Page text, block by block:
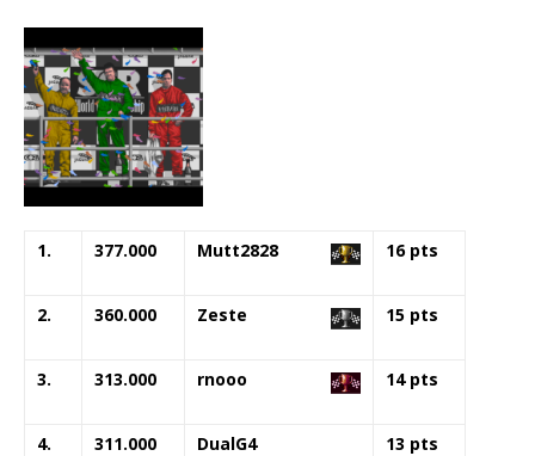
1. 377.000 Mutt2828 16 pts
2. 360.000 Zeste 15 pts
3. 313.000 rnooo 14 pts
4. 311.000 DualG4
13 pts